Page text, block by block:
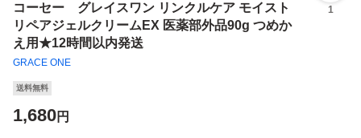
コーセー グレイスワン リンクルケア モイスト
リペアジェルクリームEX 医薬部外品90g つめか
え用★12時間以内発送
GRACE ONE
1
送料無料
1,680円